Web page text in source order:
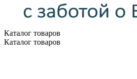
Каталог товаров
Каталог товаров